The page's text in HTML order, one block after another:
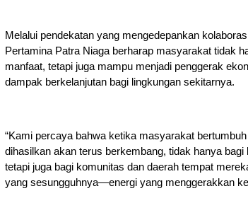
Melalui pendekatan yang mengedepankan
Pertamina Patra Niaga berharap masyarakat tidak
manfaat, tetapi juga mampu menjadi penggerak
dampak berkelanjutan bagi lingkungan sekitarnya.
“Kami percaya bahwa ketika masyarakat
dihasilkan akan terus berkembang, tidak hanya
tetapi juga bagi komunitas dan daerah tempat
yang sesungguhnya—energi yang menggerakkan